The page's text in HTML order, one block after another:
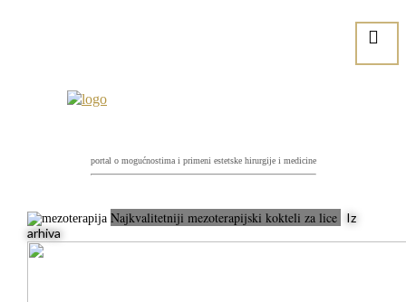
portal o mogućnostima i primeni estetske hirurgije i medicine
Najkvalitetniji mezoterapijski kokteli za lice
Iz
arhiva